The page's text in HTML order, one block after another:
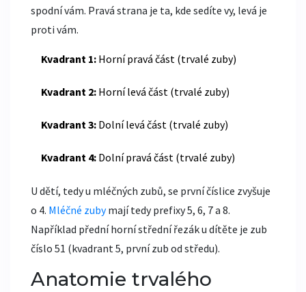
spodní vám. Pravá strana je ta, kde sedíte vy, levá je
proti vám.
Kvadrant 1: Horní pravá část (trvalé zuby)
Kvadrant 2: Horní levá část (trvalé zuby)
Kvadrant 3: Dolní levá část (trvalé zuby)
Kvadrant 4: Dolní pravá část (trvalé zuby)
U dětí, tedy u mléčných zubů, se první číslice zvyšuje
o 4. Mléčné zubymají tedy prefixy 5, 6, 7 a 8.
Například přední horní střední řezák u dítěte je zub
číslo 51 (kvadrant 5, první zub od středu).
Anatomie trvalého